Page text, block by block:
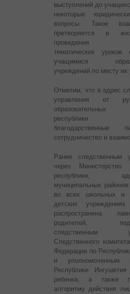
выступлений до
некоторые
вопросы. Такое
претворяется в
проведения
тематических
учащимися
учреждений по месту их
Отметим, что в адрес
управления от
образовательных
республики
благодарственные
сотрудничество и
Ранее следственным
через Министерство
республики,
муниципальных районов
во всех школьных и
детских учреждениях
распространена
родителей,
следственным
Следственного
Федерации по
и уполномоченным
Республики
ребенка, а также
алгоритму действия